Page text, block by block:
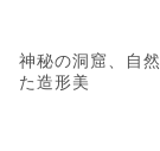
神秘の洞窟、自
た造形美